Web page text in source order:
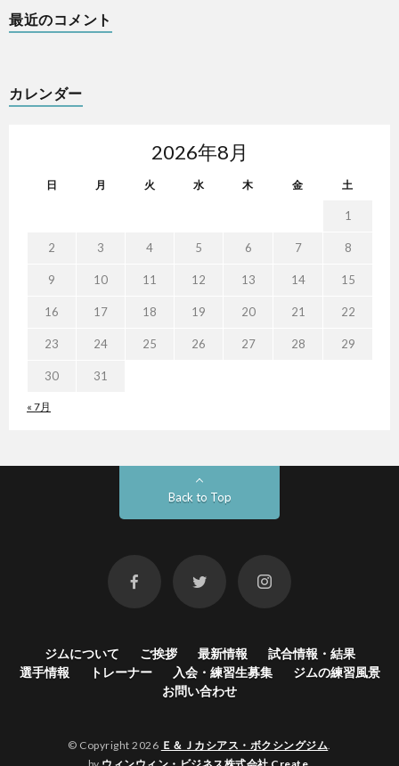
最近のコメント
カレンダー
2026年8月
日 月 火 水 木 金 土
« 7月
1
2 3 4 5 6 7 8
9 10 11 12 13 14 15
16 17 18 19 20 21 22
23 24 25 26 27 28 29
30 31
Back to Top
ジムについて ご挨拶 最新情報
試合情報・結果
選手情報
トレーナー 入会・練習生募集
ジムの練習風景
お問い合わせ
© Copyright 2026 Ｅ＆Ｊカシアス・ボクシングジム